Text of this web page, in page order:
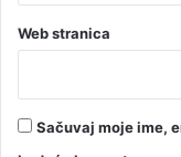
Web stranica
Sačuvaj moje ime,